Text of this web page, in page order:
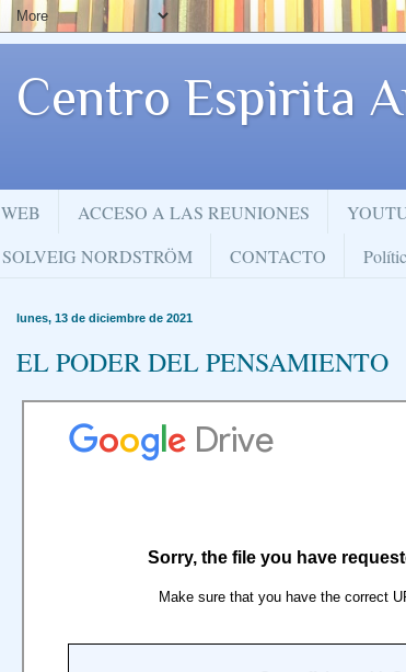
Centro Espirita
WEB ACCESO A LAS REUNIONES
SOLVEIG NORDSTRÖM
CONTACTO
lunes, 13 de diciembre de 2021
EL PODER DEL PENSAMIENTO